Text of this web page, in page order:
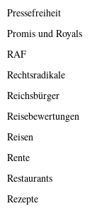
Pressefreiheit
Promis und Royals
RAF
Rechtsradikale
Reichsbürger
Reisebewertungen
Reisen
Rente
Restaurants
Rezepte